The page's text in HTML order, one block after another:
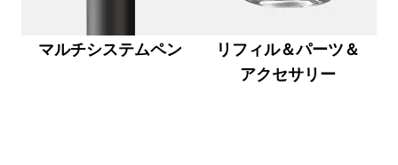
Sweden
マルチシステムペン
リフィル＆パーツ＆
アクセサリー